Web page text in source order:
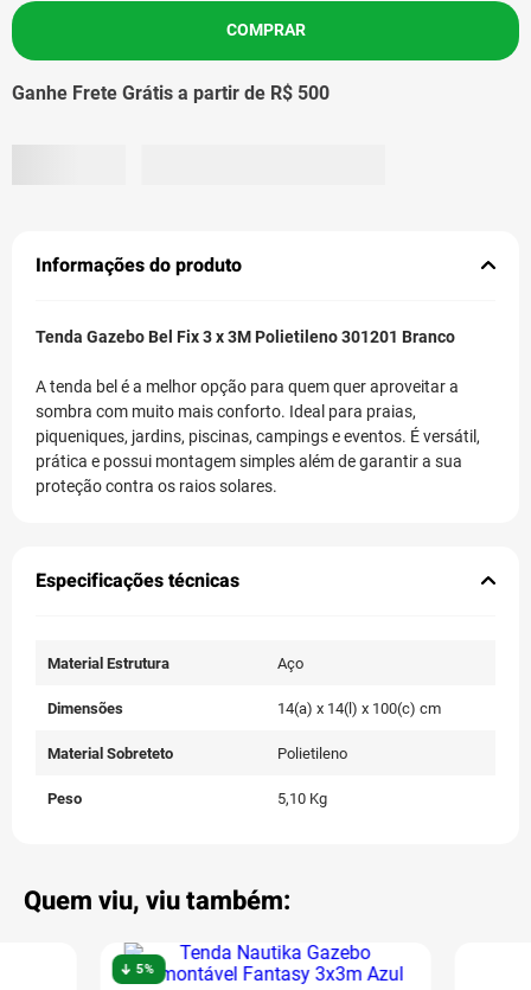
COMPRAR
Ganhe Frete Grátis a partir de R$ 500
Informações do produto
Tenda Gazebo Bel Fix 3 x 3M Polietileno 301201 Branco
A tenda bel é a melhor opção para quem quer aproveitar a
sombra com muito mais conforto. Ideal para praias,
piqueniques, jardins, piscinas, campings e eventos. É versátil,
prática e possui montagem simples além de garantir a sua
proteção contra os raios solares.
Especificações técnicas
Material Estrutura Aço
Dimensões 14(a) x 14(l) x 100(c) cm
Material Sobreteto Polietileno
Peso 5,10 Kg
Quem viu, viu também:
5%